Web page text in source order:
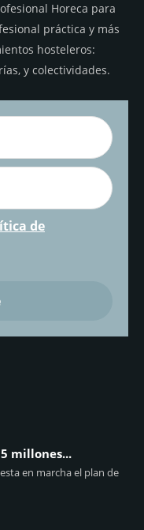
Horeca para
práctica y más
hosteleros:
y colectividades.
de
millones...
en marcha el plan de